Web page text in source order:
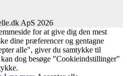
ApS 2026
for at give dig den mest
dine præferencer og gentagne
alle", giver du samtykke til
dog besøge "Cookieindstillinger"